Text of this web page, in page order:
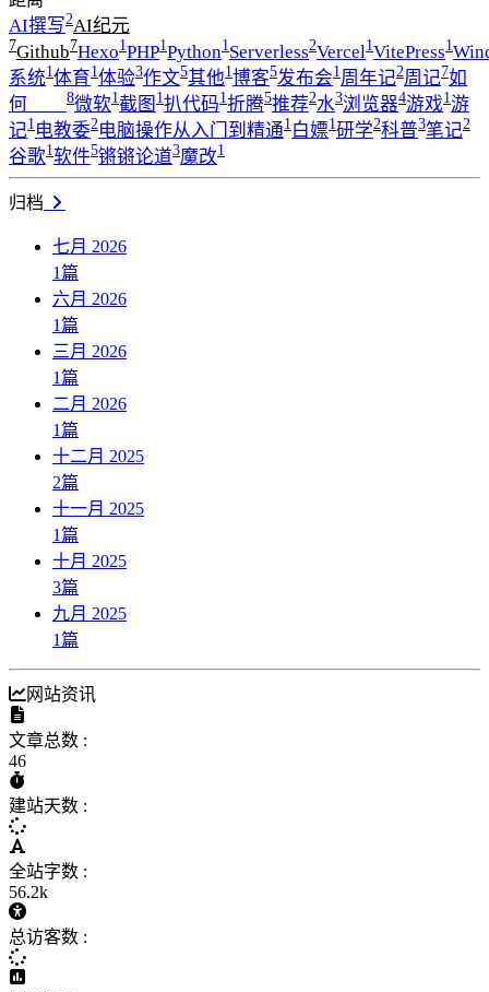
AI撰写2AI纪元
7Github7Hexo1PHP1Python1Serverless2Vercel1VitePress1
系统1体育1体验3作文5其他1博客5发布会1周年记2周记7如
何____
8微软1截图 1扒代码1折腾5推荐2水3浏览器4游戏1游
记1 电教委2电脑操作从入门到精通1 白嫖1研学2科普3笔记2
谷歌1软件5锵锵论道3魔改1
归档
七月 2026
1篇
六月 2026
1篇
三月 2026
1篇
二月 2026
1篇
十二月 2025
2篇
十一月 2025
1篇
十月 2025
3篇
九月 2025
1篇
网站资讯
文章总数 :
46
建站天数 :
全站字数 :
56.2k
总访客数 :